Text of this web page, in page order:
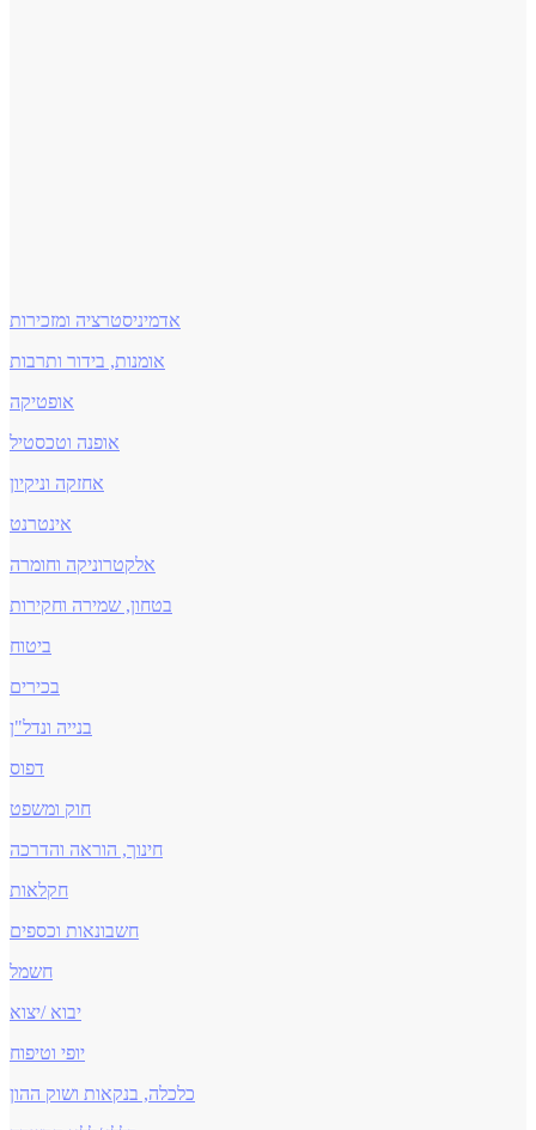
אדמיניסטרציה ומזכירות
אומנות, בידור ותרבות
אופטיקה
אופנה וטכסטיל
אחזקה וניקיון
אינטרנט
אלקטרוניקה וחומרה
בטחון, שמירה וחקירות
ביטוח
בכירים
בנייה ונדל"ן
דפוס
חוק ומשפט
חינוך, הוראה והדרכה
חקלאות
חשבונאות וכספים
חשמל
יבוא /יצוא
יופי וטיפוח
כלכלה, בנקאות ושוק ההון